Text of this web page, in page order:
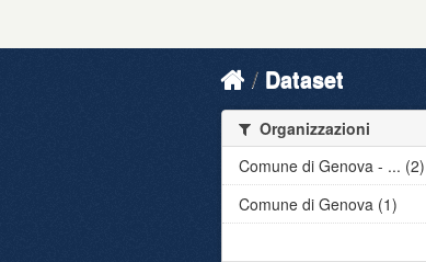
Dataset
Organizzazioni
Comune di Genova - ... (2)
Comune di Genova (1)